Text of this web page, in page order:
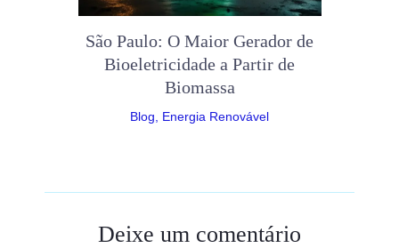
São Paulo: O Maior Gerador de
Bioeletricidade a Partir de
Biomassa
Blog Energia Renovável
Deixe um comentário